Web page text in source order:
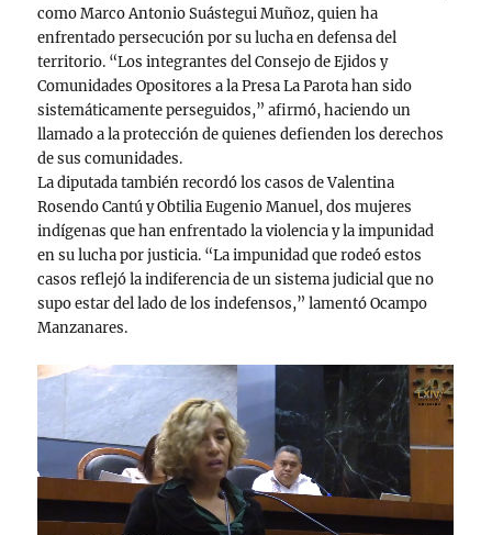
como Marco Antonio Suástegui Muñoz, quien ha
enfrentado persecución por su lucha en defensa del
territorio. “Los integrantes del Consejo de Ejidos y
Comunidades Opositores a la Presa La Parota han sido
sistemáticamente perseguidos,” afirmó, haciendo un
llamado a la protección de quienes defienden los derechos
de sus comunidades.
La diputada también recordó los casos de Valentina
Rosendo Cantú y Obtilia Eugenio Manuel, dos mujeres
indígenas que han enfrentado la violencia y la impunidad
en su lucha por justicia. “La impunidad que rodeó estos
casos reflejó la indiferencia de un sistema judicial que no
supo estar del lado de los indefensos,” lamentó Ocampo
Manzanares.